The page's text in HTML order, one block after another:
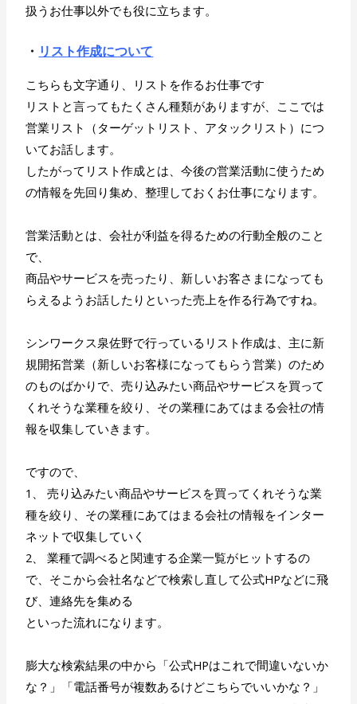
扱うお仕事以外でも役に立ちます。
・ リスト作成について
こちらも文字通り、リストを作るお仕事です
リストと言ってもたくさん種類がありますが、ここでは
営業リスト（ターゲットリスト、アタックリスト）につ
いてお話します。
したがってリスト作成とは、今後の営業活動に使うため
の情報を先回り集め、整理しておくお仕事になります。
営業活動とは、会社が利益を得るための行動全般のこと
で、
商品やサービスを売ったり、新しいお客さまになっても
らえるようお話したりといった売上を作る行為ですね。
シンワークス泉佐野で行っているリスト作成は、主に新
規開拓営業（新しいお客様になってもらう営業）のため
のものばかりで、売り込みたい商品やサービスを買って
くれそうな業種を絞り、その業種にあてはまる会社の情
報を収集していきます。
ですので、
1、 売り込みたい商品やサービスを買ってくれそうな業
種を絞り、その業種にあてはまる会社の情報をインター
ネットで収集していく
2、 業種で調べると関連する企業一覧がヒットするの
で、そこから会社名などで検索し直して公式HPなどに飛
び、連絡先を集める
といった流れになります。
膨大な検索結果の中から「公式HPはこれで間違いないか
な？」「電話番号が複数あるけどこちらでいいかな？」